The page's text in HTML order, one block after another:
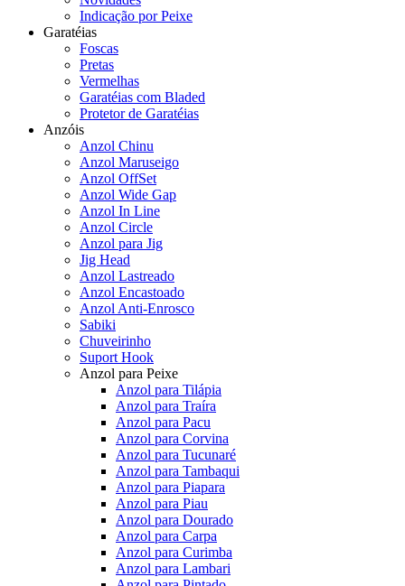
Indicação por Peixe
Garatéias
Foscas
Pretas
Vermelhas
Garatéias com Bladed
Protetor de Garatéias
Anzóis
Anzol Chinu
Anzol Maruseigo
Anzol OffSet
Anzol Wide Gap
Anzol In Line
Anzol Circle
Anzol para Jig
Jig Head
Anzol Lastreado
Anzol Encastoado
Anzol Anti-Enrosco
Sabiki
Chuveirinho
Suport Hook
Anzol para Peixe
Anzol para Tilápia
Anzol para Traíra
Anzol para Pacu
Anzol para Corvina
Anzol para Tucunaré
Anzol para Tambaqui
Anzol para Piapara
Anzol para Piau
Anzol para Dourado
Anzol para Carpa
Anzol para Curimba
Anzol para Lambari